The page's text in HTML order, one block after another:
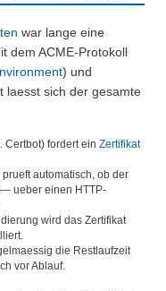
war lange eine
dem ACME-Protokoll
) und
laesst sich der gesamte
Certbot) fordert ein Zertifikat
automatisch, ob der
ueber einen HTTP-
wird das Zertifikat
die Restlaufzeit
vor Ablauf.